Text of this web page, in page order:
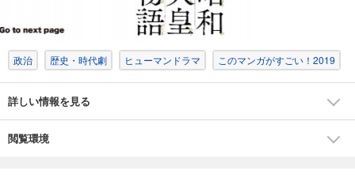
政治 歴史・時代劇 ヒューマンドラマ このマンガがすごい！2019
詳しい情報を見る
閲覧環境
あらすじを表示する
昭和天皇物語 9
814円 (税込)
カート
試し読み